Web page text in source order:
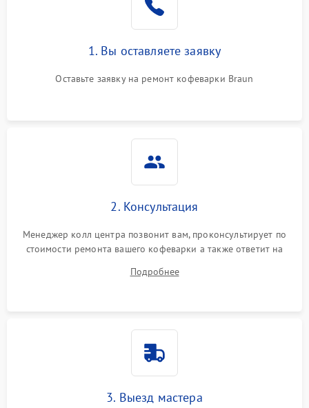
1. Вы оставляете заявку
Оставьте заявку на ремонт кофеварки Braun
2. Консультация
Менеджер колл центра позвонит вам, проконсультирует по
стоимости ремонта вашего кофеварки а также ответит на
Подробнее
3. Выезд мастера